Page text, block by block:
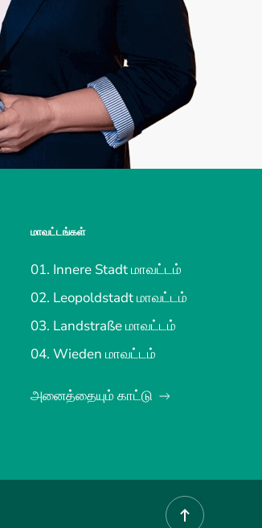
மாவட்டங்கள்
01. Innere Stadt மாவட்டம்
02. Leopoldstadt மாவட்டம்
03. Landstraße மாவட்டம்
04. Wieden மாவட்டம்
அனைத்தையும் காட்டு